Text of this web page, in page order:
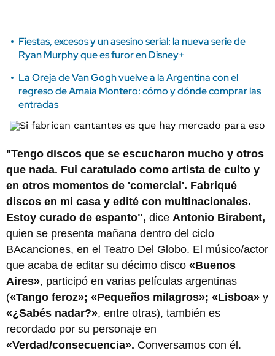
Fiestas, excesos y un asesino serial: la nueva serie de
Ryan Murphy que es furor en Disney+
La Oreja de Van Gogh vuelve a la Argentina con el
regreso de Amaia Montero: cómo y dónde comprar las
entradas
"Tengo discos que se escucharon mucho y otros
que nada. Fui caratulado como artista de culto y
en otros momentos de 'comercial'. Fabriqué
discos en mi casa y edité con multinacionales.
Estoy curado de espanto", dice Antonio Birabent,
quien se presenta mañana dentro del ciclo
BAcanciones, en el Teatro Del Globo. El músico/actor
que acaba de editar su décimo disco «Buenos
Aires», participó en varias películas argentinas
(«Tango feroz»; «Pequeños milagros»; «Lisboa» y
«¿Sabés nadar?», entre otras), también es
recordado por su personaje en
«Verdad/consecuencia». Conversamos con él.